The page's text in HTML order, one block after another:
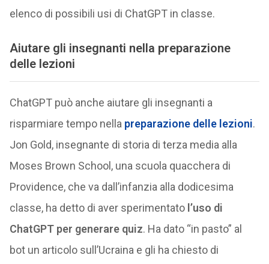
elenco di possibili usi di ChatGPT in classe.
Aiutare gli insegnanti nella preparazione
delle lezioni
ChatGPT può anche aiutare gli insegnanti a
risparmiare tempo nella preparazione delle lezioni.
Jon Gold, insegnante di storia di terza media alla
Moses Brown School, una scuola quacchera di
Providence, che va dall’infanzia alla dodicesima
classe, ha detto di aver sperimentato l’uso di
ChatGPT per generare quiz. Ha dato “in pasto” al
bot un articolo sull’Ucraina e gli ha chiesto di